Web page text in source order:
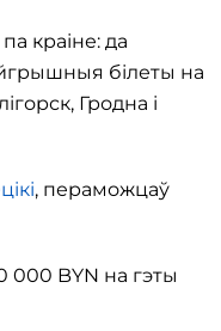
краіне: да
білеты на
Гродна і
, пераможцаў
000 BYN на гэты